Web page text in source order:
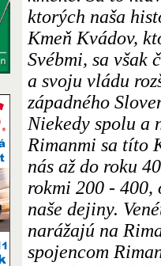
ktorých naša
Kmeň Kvádov,
Svébmi, sa však
a svoju vládu
západného
Niekedy spolu a
Rimanmi sa títo
nás až do roku
rokmi 200 - 400,
naše dejiny.
narážajú na
spojencom